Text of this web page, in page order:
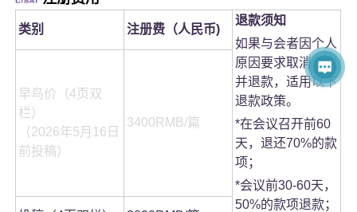
类别 注册费（人民币)
退款须知
如果与会者因个人
原因要求取消会议
并退款，适用以下
退款政策。
*在会议召开前60
天，退还70%的款
项；
*会议前30-60天，
50%的款项退款；
早鸟价（4页双
栏）
（2026年5月16日
前投稿）
3400RMB/篇